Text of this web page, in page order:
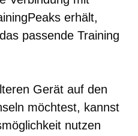
erhält,
passende Training
Gerät auf den
möchtest, kannst
nutzen